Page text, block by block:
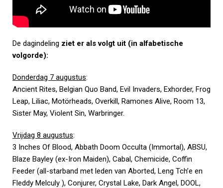
De dagindeling ziet er als volgt uit (in alfabetische
volgorde):
Donderdag 7 augustus:
Ancient Rites, Belgian Quo Band, Evil Invaders, Exhorder, Frog
Leap, Liliac, Motörheads, Overkill, Ramones Alive, Room 13,
Sister May, Violent Sin, Warbringer.
Vrijdag 8 augustus:
3 Inches Of Blood, Abbath Doom Occulta (Immortal), ABSU,
Blaze Bayley (ex-Iron Maiden), Cabal, Chemicide, Coffin
Feeder (all-starband met leden van Aborted, Leng Tch’e en
Fleddy Melculy ), Conjurer, Crystal Lake, Dark Angel, DOOL,